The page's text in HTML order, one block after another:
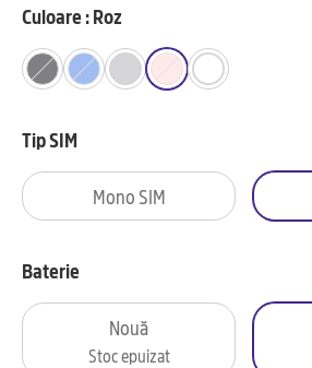
Culoare : Roz
Tip SIM
Mono SIM
Baterie
Nouă
Stoc epuizat